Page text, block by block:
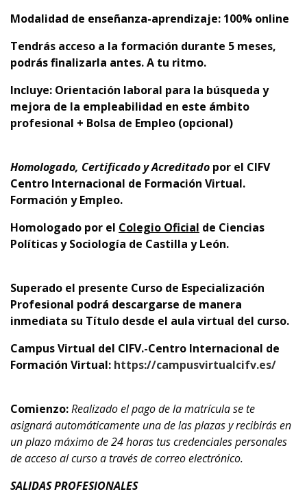
Modalidad de enseñanza-aprendizaje: 100% online
Tendrás acceso a la formación durante 5 meses,
podrás finalizarla antes. A tu ritmo.
Incluye: Orientación laboral para la búsqueda y
mejora de la empleabilidad en este ámbito
profesional + Bolsa de Empleo (opcional)
Homologado, Certificado y Acreditado por el CIFV
Centro Internacional de Formación Virtual.
Formación y Empleo.
Homologado por el Colegio Oficial de Ciencias
Políticas y Sociología de Castilla y León.
Superado el presente Curso de Especialización
Profesional podrá descargarse de manera
inmediata su Título desde el aula virtual del curso.
Campus Virtual del CIFV.-Centro Internacional de
Formación Virtual: https://campusvirtualcifv.es/
Comienzo:Realizado el pago de la matrícula se te
asignará automáticamente una de las plazas y recibirás en
un plazo máximo de 24 horas tus credenciales personales
de acceso al curso a través de correo electrónico.
SALIDAS PROFESIONALES